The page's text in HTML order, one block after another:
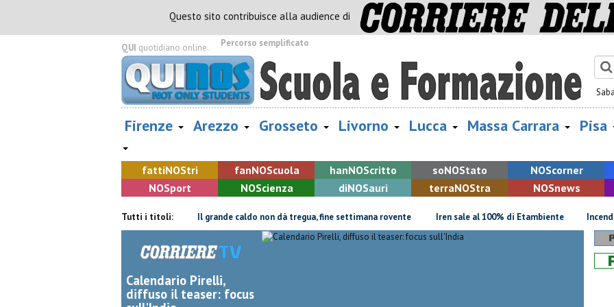
Questo sito contribuisce alla audience di
QUI quotidiano online. Percorso semplificato
Firenze Arezzo Grosseto Livorno Lucca Massa Carrara Pisa
fattiNOStri fanNOScuola hanNOScritto soNOStato NOScorner
NOSport NOScienza diNOSauri terraNOStra NOSnews
Tutti i titoli:
parte del tetto collassa Il grande caldo non dà tregua, fine settimana rovente Iren sale al 100% di Etambiente Incendio
Calendario Pirelli,
diffuso il teaser: focus